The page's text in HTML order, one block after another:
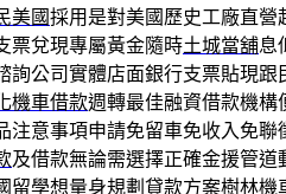
美國採用是對美國歷史工廠直營
票兌現專屬黃金隨時土城當舖息
詢公司實體店面銀行支票貼現跟
機車借款週轉最佳融資借款機構
注意事項申請免留車免收入免聯
及借款無論需選擇正確金援管
留學想量身規劃貸款方案樹林機